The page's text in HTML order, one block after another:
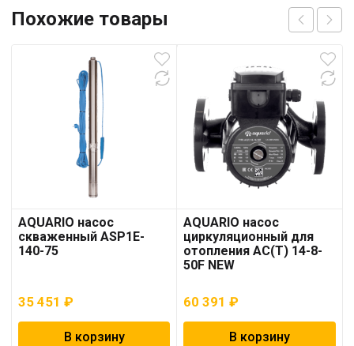
Похожие товары
AQUARIO насос
скваженный ASP1E-
140-75
35 451 ₽
В корзину
AQUARIO насос
циркуляционный для
отопления AC(T) 14-8-
50F NEW
60 391₽
В корзину